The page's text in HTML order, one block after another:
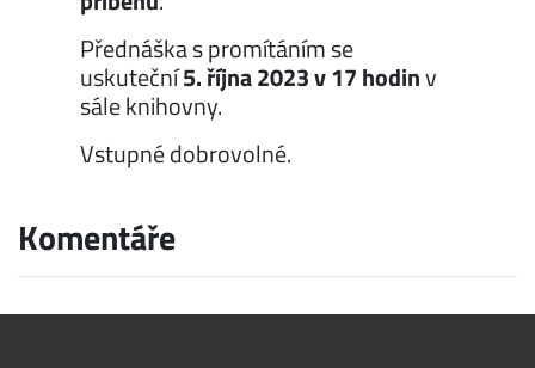
Přednáška s promítáním se
uskuteční5. října 2023 v 17 hodinv
sále knihovny.
Vstupné dobrovolné.
Komentáře